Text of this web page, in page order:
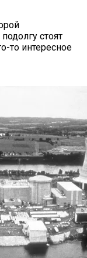
стоят
то интересное